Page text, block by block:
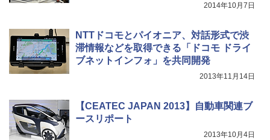
2014年10月7日
NTTドコモとパイオニア、対話形式で渋
滞情報などを取得できる「ドコモ ドライ
ブネットインフォ」を共同開発
2013年11月14日
【CEATEC JAPAN 2013】自動車関連ブ
ースリポート
2013年10月4日